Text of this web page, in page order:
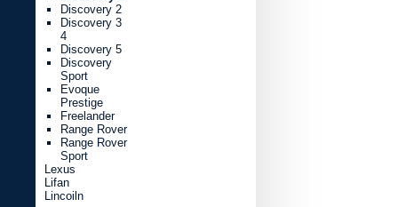
Discovery 2
Discovery 3
4
Discovery 5
Discovery
Sport
Evoque
Prestige
Freelander
Range Rover
Range Rover
Sport
Lexus
Lifan
Lincoiln